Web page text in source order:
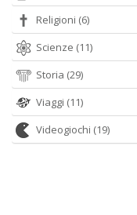
Religioni (6)
Scienze (11)
Storia (29)
Viaggi (11)
Videogiochi (19)